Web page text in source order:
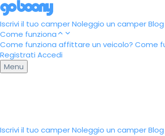
Iscrivi il tuo camperNoleggio un camperBlog
Come funziona
Come funziona affittare un veicolo? Come
Registrati Accedi
Menu
Iscrivi il tuo camperNoleggio un camperBlog